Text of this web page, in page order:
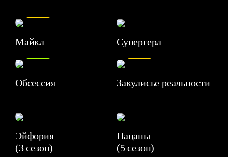
Майкл Супергерл
Обсессия
7.1
Закулисье реальности
Эйфория
(3 сезон)
Пацаны
(5 сезон)